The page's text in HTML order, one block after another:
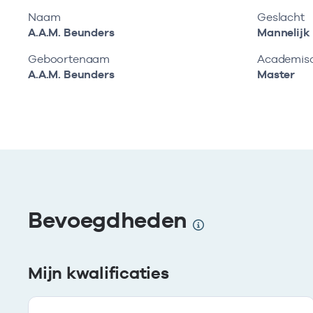
Naam
A.A.M. Beunders
Geboortenaam
A.A.M. Beunders
Geslacht
Mannelijk
Master
Bevoegdheden
Mijn kwalificaties